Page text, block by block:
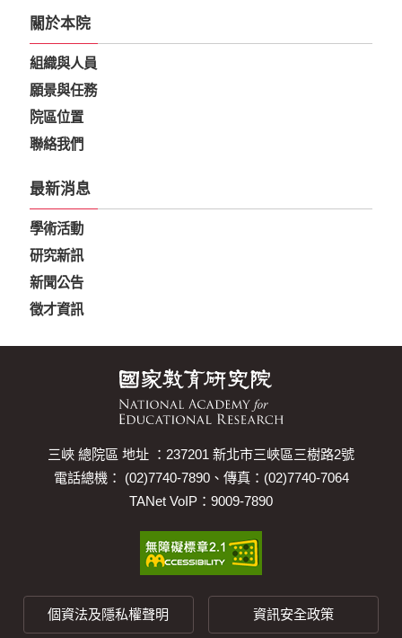
關於本院
組織與人員
願景與任務
院區位置
聯絡我們
最新消息
學術活動
研究新訊
新聞公告
徵才資訊
三峽 總院區 地址 ：237201 新北市三峽區三樹路2號
電話總機： (02)7740-7890、傳真：(02)7740-7064
TANet VoIP：9009-7890
個資法及隱私權聲明 資訊安全政策